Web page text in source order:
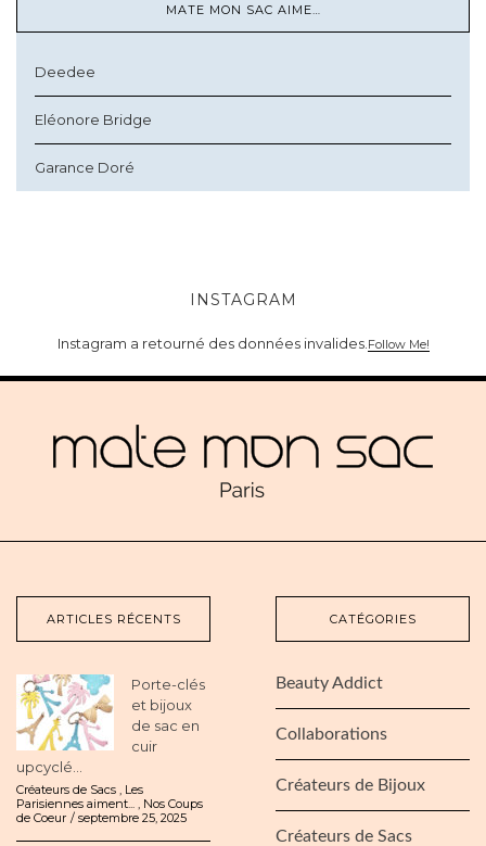
MATE MON SAC AIME…
Deedee
Eléonore Bridge
Garance Doré
INSTAGRAM
Instagram a retourné des données invalides. Follow Me!
ARTICLES RÉCENTS
Porte-clés
et bijoux
de sac en
cuir
upcyclé...
Créateurs de Sacs
Les
Parisiennes aiment...
Nos Coups
de Coeur
septembre 25, 2025
CATÉGORIES
Beauty Addict
Collaborations
Créateurs de Bijoux
Créateurs de Sacs